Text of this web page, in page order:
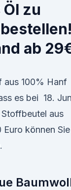
zu
ab
100% Hanf
es bei 18.
aus
können Sie